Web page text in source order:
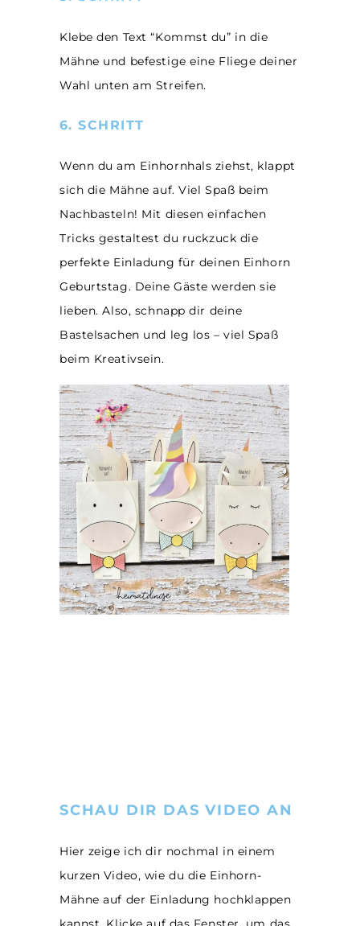
Klebe den Text “Kommst du” in die
Mähne und befestige eine Fliege deiner
Wahl unten am Streifen.
6. SCHRITT
Wenn du am Einhornhals ziehst, klappt
sich die Mähne auf. Viel Spaß beim
Nachbasteln! Mit diesen einfachen
Tricks gestaltest du ruckzuck die
perfekte Einladung für deinen Einhorn
Geburtstag. Deine Gäste werden sie
lieben. Also, schnapp dir deine
Bastelsachen und leg los – viel Spaß
beim Kreativsein.
SCHAU DIR DAS VIDEO AN
Hier zeige ich dir nochmal in einem
kurzen Video, wie du die Einhorn-
Mähne auf der Einladung hochklappen